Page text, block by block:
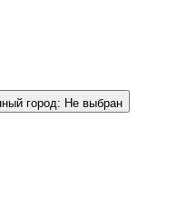
город: Не выбран